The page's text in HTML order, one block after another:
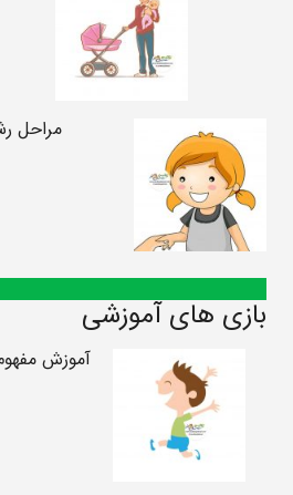
بازی های آموزشی
آموزش